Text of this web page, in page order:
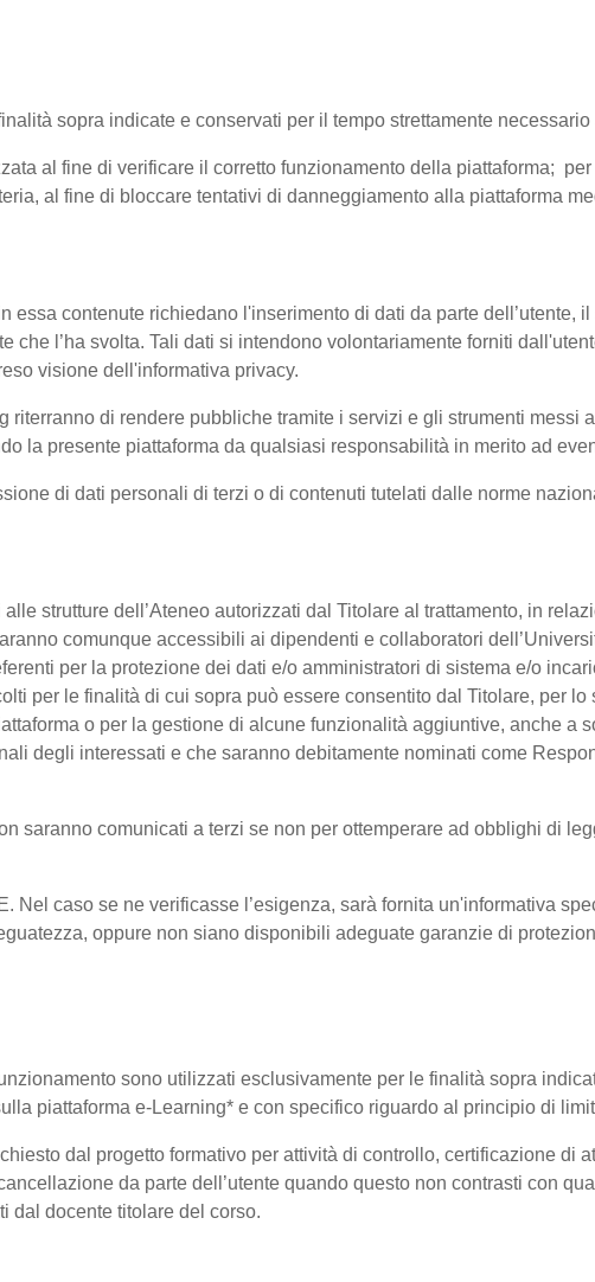
sopra indicate e conservati per il tempo strettamente
al fine di verificare il corretto funzionamento della piattaforma;
al fine di bloccare tentativi di danneggiamento alla piattaforma
essa contenute richiedano l'inserimento di dati da parte dell’utente,
che l’ha svolta. Tali dati si intendono volontariamente forniti
visione dell'informativa privacy.
riterranno di rendere pubbliche tramite i servizi e gli strumenti messi
la presente piattaforma da qualsiasi responsabilità in merito ad
di dati personali di terzi o di contenuti tutelati dalle norme
strutture dell’Ateneo autorizzati dal Titolare al trattamento, in
comunque accessibili ai dipendenti e collaboratori
per la protezione dei dati e/o amministratori di sistema e/o
per le finalità di cui sopra può essere consentito dal Titolare, per
o per la gestione di alcune funzionalità aggiuntive, anche a
degli interessati e che saranno debitamente nominati come
saranno comunicati a terzi se non per ottemperare ad obblighi di
Nel caso se ne verificasse l’esigenza, sarà fornita un'informativa
oppure non siano disponibili adeguate garanzie di
sono utilizzati esclusivamente per le finalità sopra
piattaforma e-Learning* e con specifico riguardo al principio di
dal progetto formativo per attività di controllo, certificazione di
da parte dell’utente quando questo non contrasti con
dal docente titolare del corso.